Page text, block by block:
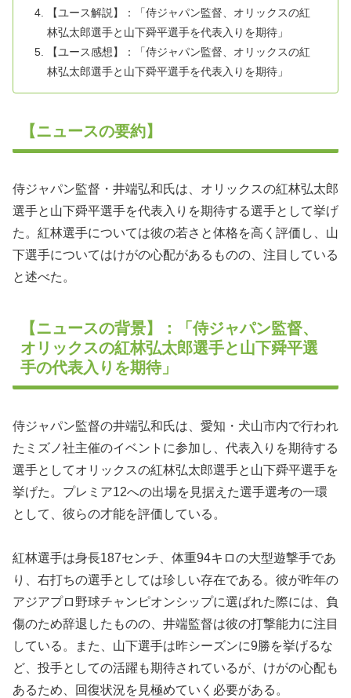
【ユース解説】：「侍ジャパン監督、オリックスの紅
林弘太郎選手と山下舜平選手を代表入りを期待」
【ユース感想】：「侍ジャパン監督、オリックスの紅
林弘太郎選手と山下舜平選手を代表入りを期待」
【ニュースの要約】
侍ジャパン監督・井端弘和氏は、オリックスの紅林弘太郎
選手と山下舜平選手を代表入りを期待する選手として挙げ
た。紅林選手については彼の若さと体格を高く評価し、山
下選手についてはけがの心配があるものの、注目している
と述べた。
【ニュースの背景】：「侍ジャパン監督、
オリックスの紅林弘太郎選手と山下舜平選
手の代表入りを期待」
侍ジャパン監督の井端弘和氏は、愛知・犬山市内で行われ
たミズノ社主催のイベントに参加し、代表入りを期待する
選手としてオリックスの紅林弘太郎選手と山下舜平選手を
挙げた。プレミア12への出場を見据えた選手選考の一環
として、彼らの才能を評価している。
紅林選手は身長187センチ、体重94キロの大型遊撃手であ
り、右打ちの選手としては珍しい存在である。彼が昨年の
アジアプロ野球チャンピオンシップに選ばれた際には、負
傷のため辞退したものの、井端監督は彼の打撃能力に注目
している。また、山下選手は昨シーズンに9勝を挙げるな
ど、投手としての活躍も期待されているが、けがの心配も
あるため、回復状況を見極めていく必要がある。